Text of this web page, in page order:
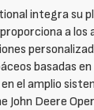
integra su
a los
basadas en
el amplio
John Deere